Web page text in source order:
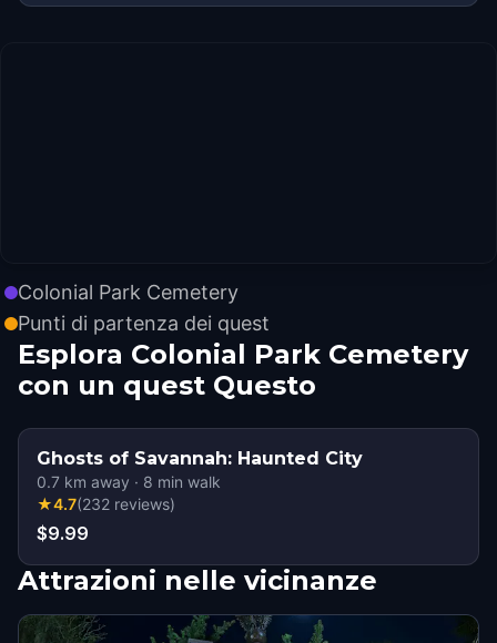
Colonial Park Cemetery
Punti di partenza dei quest
Esplora Colonial Park Cemetery
con un quest Questo
Ghosts of Savannah: Haunted City
0.7 km away · 8 min walk
★4.7(232 reviews)
$9.99
Attrazioni nelle vicinanze